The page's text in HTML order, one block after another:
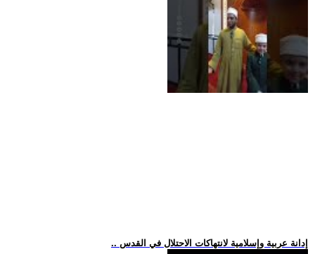
.. إدانة عربية وإسلامية لانتهاكات الاحتلال في القدس